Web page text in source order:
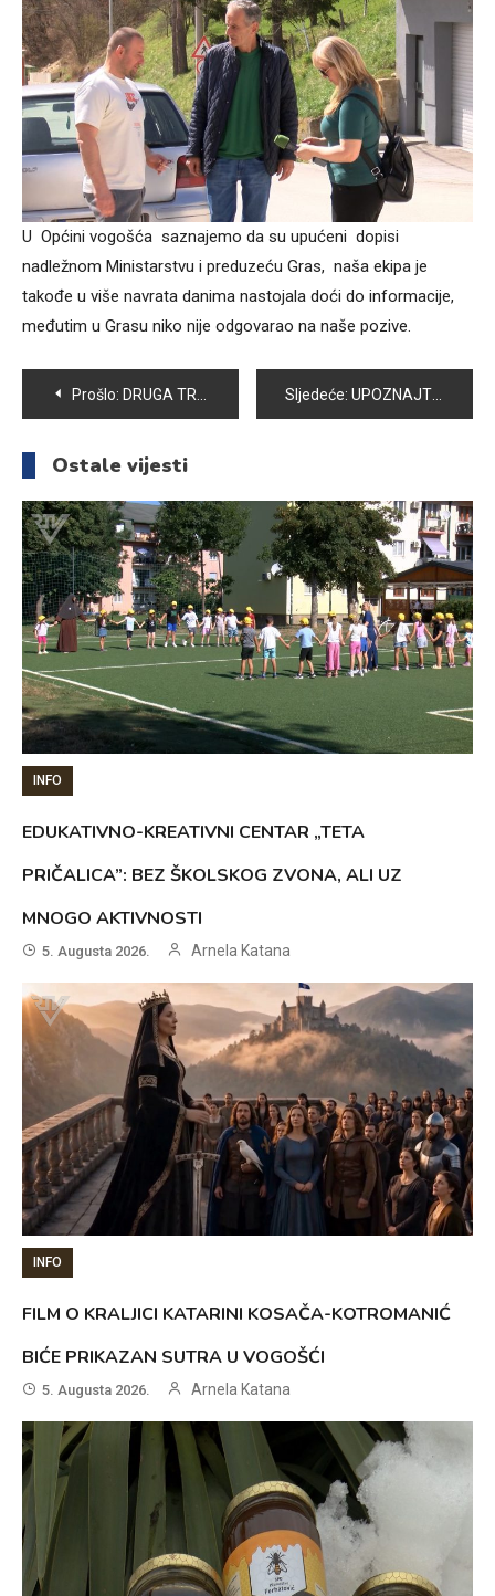
U Općini vogošća saznajemo da su upućeni dopisi
nadležnom Ministarstvu i preduzeću Gras, naša ekipa je
takođe u više navrata danima nastojala doći do informacije,
međutim u Grasu niko nije odgovarao na naše pozive.
Navigacija
članaka
Prošlo: DRUGA TREĆINA RAMAZANA JE POSEBNO VRIJEME ZA POKAJANJE Sljedeće: UPOZNAJTE PRESLATKOG PSIĆA NUNU I NJEGOVU VLASNICU EMU
Ostale vijesti
INFO
EDUKATIVNO-KREATIVNI CENTAR „TETA
PRIČALICA”: BEZ ŠKOLSKOG ZVONA, ALI UZ
MNOGO AKTIVNOSTI
5. Augusta 2026. Arnela Katana
INFO
FILM O KRALJICI KATARINI KOSAČA-KOTROMANIĆ
BIĆE PRIKAZAN SUTRA U VOGOŠĆI
5. Augusta 2026. Arnela Katana